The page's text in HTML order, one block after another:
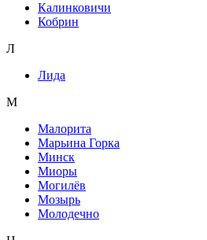
Калинковичи
Кобрин
Л
Лида
М
Малорита
Марьина Горка
Минск
Миоры
Могилёв
Мозырь
Молодечно